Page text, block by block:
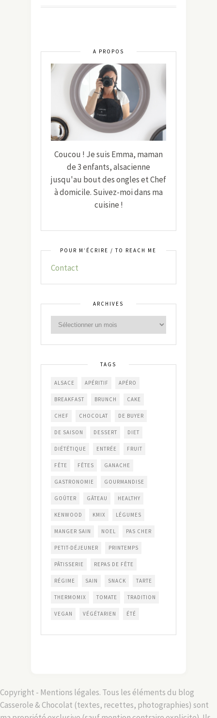
A PROPOS
Coucou ! Je suis Emma, maman
de 3 enfants, alsacienne
jusqu'au bout des ongles et Chef
à domicile. Suivez-moi dans ma
cuisine !
POUR M’ÉCRIRE / TO REACH ME
Contact
ARCHIVES
TAGS
ALSACE APÉRITIF APÉRO
BREAKFAST BRUNCH CAKE
CHEF CHOCOLAT DE BUYER
DE SAISON DESSERT DIET
DIÉTÉTIQUE ENTRÉE FRUIT
FÊTE FÊTES GANACHE
GASTRONOMIE GOURMANDISE
GOÛTER GÂTEAU HEALTHY
KENWOOD KMIX LÉGUMES
MANGER SAIN NOEL PAS CHER
PETIT-DÉJEUNER PRINTEMPS
PÂTISSERIE REPAS DE FÊTE
RÉGIME SAIN SNACK TARTE
THERMOMIX TOMATE TRADITION
VEGAN VÉGÉTARIEN ÉTÉ
Copyright - Mentions légales. Tous les éléments du blog
Casserole & Chocolat (textes, recettes, photographies) sont